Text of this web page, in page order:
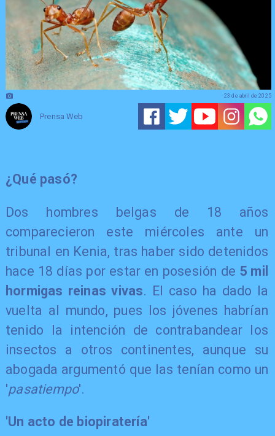
Prensa Web
23 de abril de 2025
¿Qué pasó?
Dos hombres belgas de 18 años
comparecieron este miércoles ante un
tribunal en Kenia, tras haber sido detenidos
hace 18 días por estar en posesión de 5 mil
hormigas reinas vivas. El caso ha dado la
vuelta al mundo, pues los jóvenes habrían
tenido la intención de contrabandear los
insectos a otros continentes, aunque su
abogada argumentó que las tenían como un
'pasatiempo'.
'Un acto de biopiratería'